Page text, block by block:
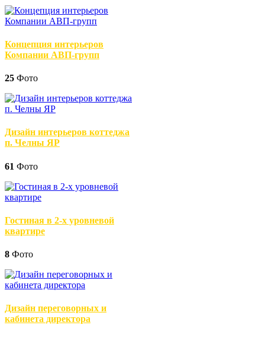
Концепция интерьеров
Компании АВП-групп
25 Фото
Дизайн интерьеров коттеджа
п. Челны ЯР
61 Фото
Гостиная в 2-х уровневой
квартире
8 Фото
Дизайн переговорных и
кабинета директора